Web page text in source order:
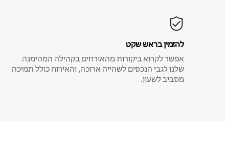
להזמין בראש שקט
אפשר לקרוא ביקורות מהאורחים בקהילה המהימנה
שלנו לגבי הנכסים לשהייה ארוכה, והאירוח כולל תמיכה
מסביב לשעון.